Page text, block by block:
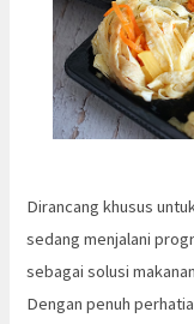
Dirancang khusus
sedang menjalani
sebagai solusi
Dengan penuh